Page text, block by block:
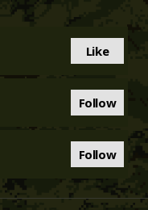
Like
Follow
Follow